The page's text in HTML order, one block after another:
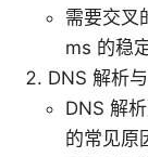
需要交叉
ms 的稳
DNS 解析
DNS 解
的常见原